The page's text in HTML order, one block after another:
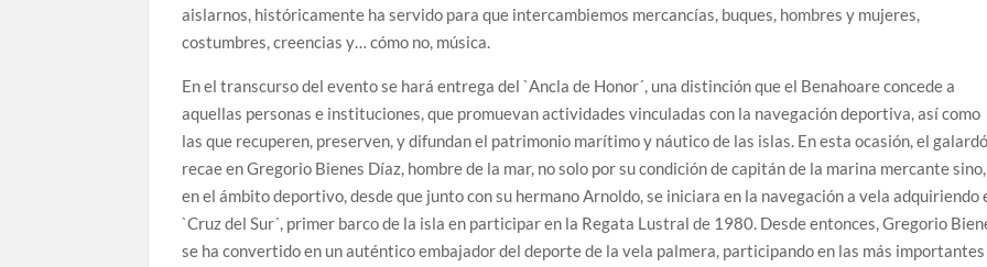
aislarnos, históricamente ha servido para que intercambiemos mercancías, buques, hombres y mujeres,
costumbres, creencias y… cómo no, música.
En el transcurso del evento se hará entrega del `Ancla de Honor´, una distinción que el Benahoare concede a
aquellas personas e instituciones, que promuevan actividades vinculadas con la navegación deportiva, así como
las que recuperen, preserven, y difundan el patrimonio marítimo y náutico de las islas. En esta ocasión, el
recae en Gregorio Bienes Díaz, hombre de la mar, no solo por su condición de capitán de la marina mercante sino,
en el ámbito deportivo, desde que junto con su hermano Arnoldo, se iniciara en la navegación a vela adquiriendo
`Cruz del Sur´, primer barco de la isla en participar en la Regata Lustral de 1980. Desde entonces, Gregorio
se ha convertido en un auténtico embajador del deporte de la vela palmera, participando en las más importantes